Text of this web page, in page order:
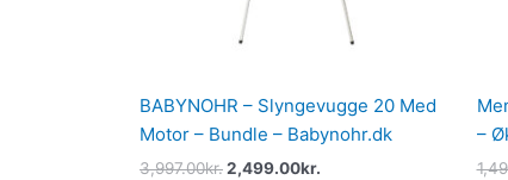
BABYNOHR – Slyngevugge 20 Med
Motor – Bundle – Babynohr.dk
3,997.00kr.2,499.00kr.
–